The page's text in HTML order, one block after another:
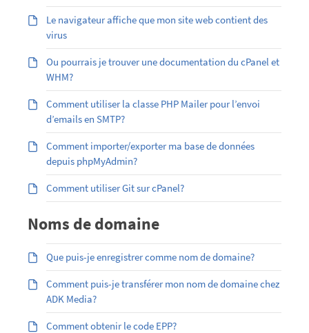
Le navigateur affiche que mon site web contient des
virus
Ou pourrais je trouver une documentation du cPanel et
WHM?
Comment utiliser la classe PHP Mailer pour l’envoi
d’emails en SMTP?
Comment importer/exporter ma base de données
depuis phpMyAdmin?
Comment utiliser Git sur cPanel?
Noms de domaine
Que puis-je enregistrer comme nom de domaine?
Comment puis-je transférer mon nom de domaine chez
ADK Media?
Comment obtenir le code EPP?